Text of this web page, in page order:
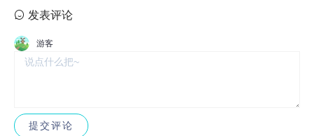
发表评论
游客